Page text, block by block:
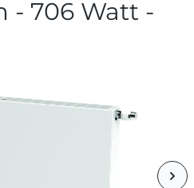
- 706 Watt -